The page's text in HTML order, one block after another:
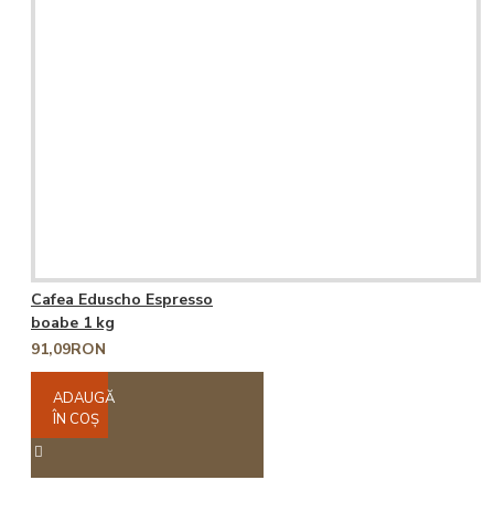
Cafea Eduscho Espresso
boabe 1 kg
91,09RON
ADAUGĂ
ÎN COŞ